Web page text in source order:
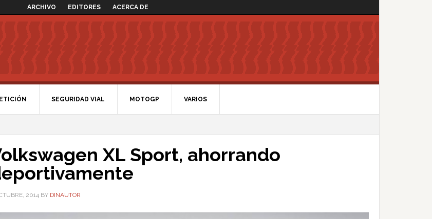
ARCHIVO EDITORES ACERCA DE
SEGURIDAD VIAL MOTOGP VARIOS
XL Sport, ahorrando
2014 BY DINAUTOR